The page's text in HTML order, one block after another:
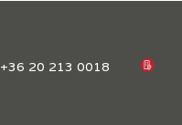
+36 20 213 0018